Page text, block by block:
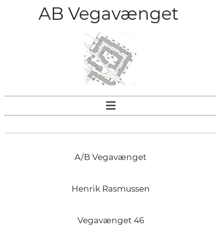
AB Vegavænget
A/B Vegavænget
Henrik Rasmussen
Vegavænget 46